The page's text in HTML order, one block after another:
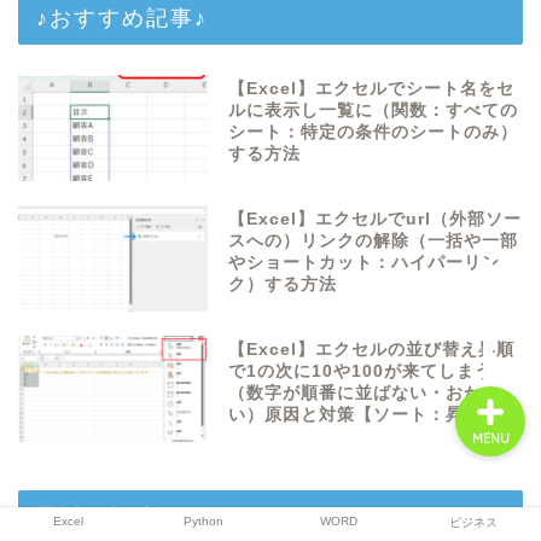
♪おすすめ記事♪
【Excel】エクセルでシート名をセ
ルに表示し一覧に（関数：すべての
シート：特定の条件のシートのみ）
する方法
【Excel】エクセルでurl（外部ソー
スへの）リンクの解除（一括や一部
やショートカット：ハイパーリン
ク）する方法
【Excel】エクセルの並び替え昇順
で1の次に10や100が来てしまう
（数字が順番に並ばない・おかし
い）原因と対策【ソート：昇順】
最近の投稿
Excel Python WORD ビジネス
MENU
Excel
WORD